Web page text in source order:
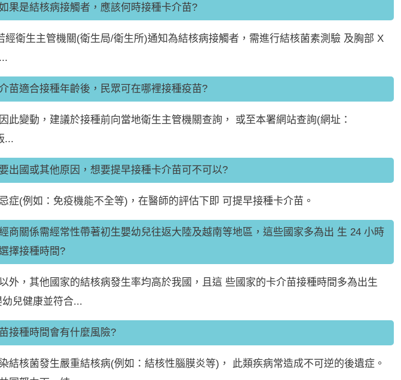
果是結核病接觸者，應該何時接種卡介苗?
衛生主管機關(衛生局/衛生所)通知為結核病接觸者，需進行結核菌素測驗 及胸部 X
苗適合接種年齡後，民眾可在哪裡接種疫苗?
此變動，建議於接種前向當地衛生主管機關查詢， 或至本署網站查詢(網址：
...
出國或其他原因，想要提早接種卡介苗可不可以?
症(例如：免疫機能不全等)，在醫師的評估下即 可提早接種卡介苗。
商關係需經常性帶著初生嬰幼兒往返大陸及越南等地區，這些國家多為出 生 24 小時
擇接種時間?
外，其他國家的結核病發生率均高於我國，且這 些國家的卡介苗接種時間多為出生
兒健康並符合...
接種時間會有什麼風險?
結核菌發生嚴重結核病(例如：結核性腦膜炎等)， 此類疾病常造成不可逆的後遺症。